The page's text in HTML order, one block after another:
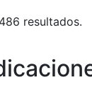
resultados.